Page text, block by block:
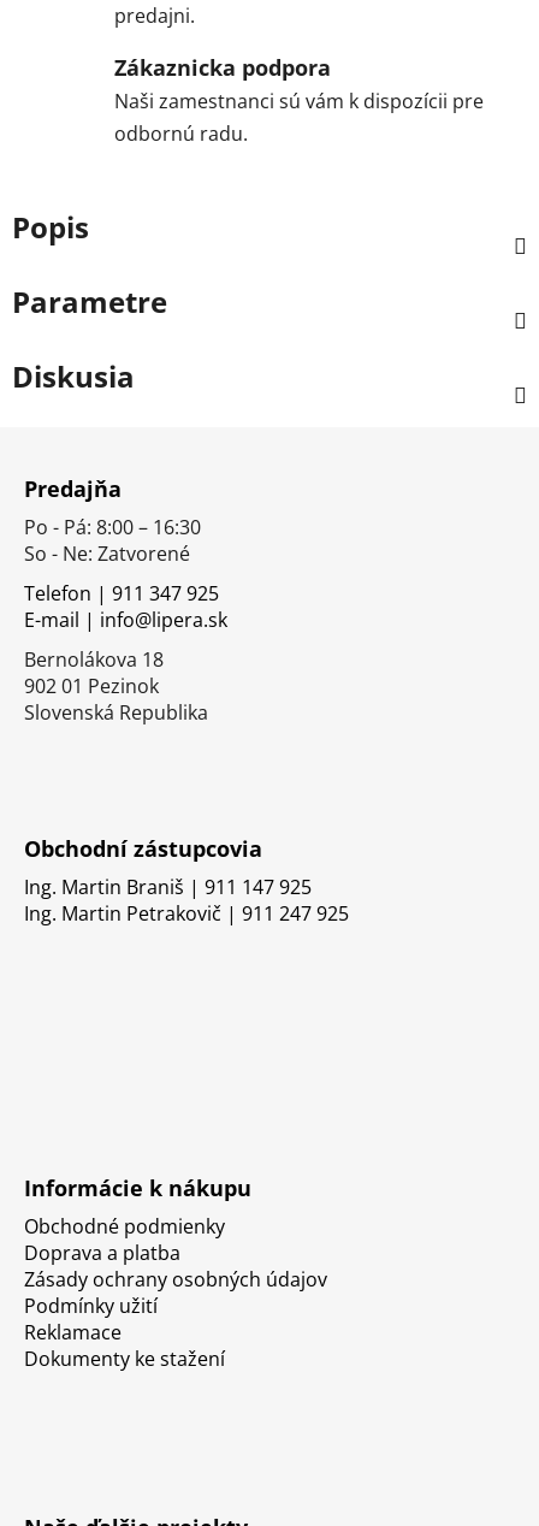
predajni.
Zákaznicka podpora
Naši zamestnanci sú vám k dispozícii pre
odbornú radu.
Popis
Parametre
Diskusia
Predajňa
Po - Pá: 8:00 – 16:30
So - Ne: Zatvorené
Telefon | 911 347 925
E-mail | info@lipera.sk
Bernolákova 18
902 01 Pezinok
Slovenská Republika
Obchodní zástupcovia
Ing. Martin Braniš | 911 147 925
Ing. Martin Petrakovič | 911 247 925
Informácie k nákupu
Obchodné podmienky
Doprava a platba
Zásady ochrany osobných údajov
Podmínky užití
Reklamace
Dokumenty ke stažení